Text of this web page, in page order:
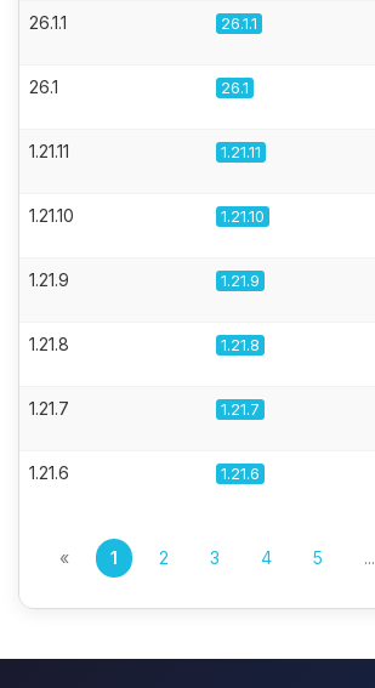
26.1.1 26.1.1
26.1 26.1
1.21.11 1.21.11
1.21.10 1.21.10
1.21.9 1.21.9
1.21.8 1.21.8
1.21.7 1.21.7
1.21.6 1.21.6
« 1 2 3 4 5 ...